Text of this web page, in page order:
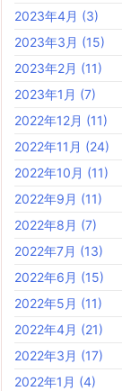
2023年4月 (3)
2023年3月 (15)
2023年2月 (11)
2023年1月 (7)
2022年12月 (11)
2022年11月 (24)
2022年10月 (11)
2022年9月 (11)
2022年8月 (7)
2022年7月 (13)
2022年6月 (15)
2022年5月 (11)
2022年4月 (21)
2022年3月 (17)
2022年1月 (4)